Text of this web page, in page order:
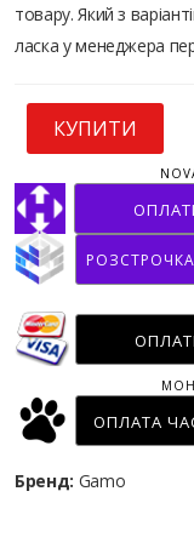
товару. Який з
ласка у менеджера
КУПИТИ
ОПЛАТА
Бренд: Gamo